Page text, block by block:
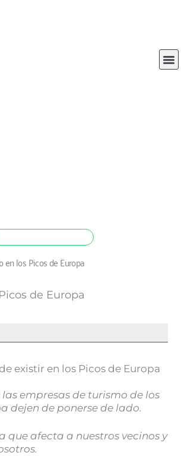
en los Picos de Europa
de Europa
existir en los Picos de Europa
las empresas de turismo de los
dejen de ponerse de lado.
que afecta a nuestros vecinos y